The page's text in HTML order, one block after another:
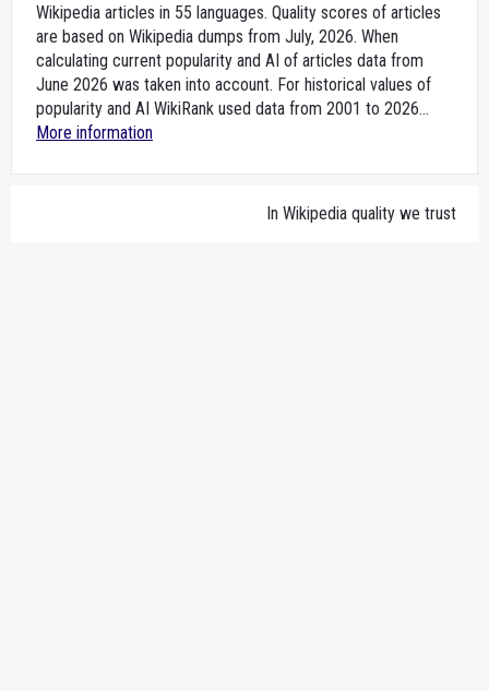
Wikipedia articles in 55 languages. Quality scores of articles
are based on Wikipedia dumps from July, 2026. When
calculating current popularity and AI of articles data from
June 2026 was taken into account. For historical values of
popularity and AI WikiRank used data from 2001 to 2026...
More information
In Wikipedia quality we trust